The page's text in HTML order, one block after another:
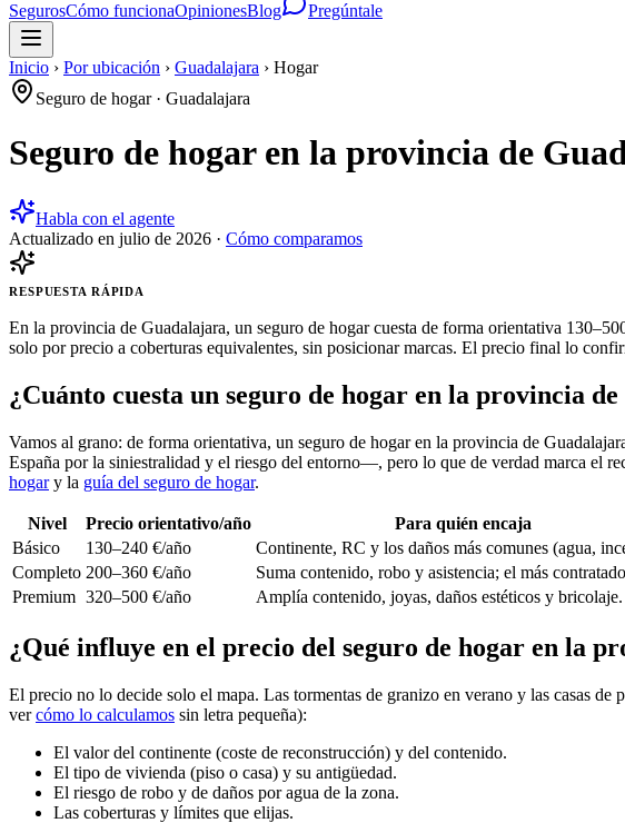
SegurosCómo funcionaOpinionesBlog Pregúntale
Inicio › Por ubicación › Guadalajara › Hogar
Seguro de hogar· Guadalajara
Seguro de hogar en la provincia de
Habla con el agente
Actualizado en julio de 2026 · Cómo comparamos
RESPUESTA RÁPIDA
En la provincia de Guadalajara, un seguro de hogar cuesta de forma orientativa
solo por precio a coberturas equivalentes, sin posicionar marcas. El precio final lo
¿Cuánto cuesta un seguro de hogar en la provincia
Vamos al grano: de forma orientativa, un seguro de hogar en la provincia de
España por la siniestralidad y el riesgo del entorno—, pero lo que de verdad marca el
hogary la guía del seguro de hogar.
Nivel Precio orientativo/año
Para quién encaja
Básico
130–240 €/año
Continente, RC y los daños más comunes (agua,
Completo 200–360 €/año
Suma contenido, robo y asistencia; el más
Premium 320–500 €/año Amplía contenido, joyas, daños estéticos y bricolaje.
¿Qué influye en el precio del seguro de hogar en la
El precio no lo decide solo el mapa. Las tormentas de granizo en verano y las casas
vercómo lo calculamos sin letra pequeña):
El valor del continente (coste de reconstrucción) y del contenido.
El tipo de vivienda (piso o casa) y su antigüedad.
El riesgo de robo y de daños por agua de la zona.
Las coberturas y límites que elijas.